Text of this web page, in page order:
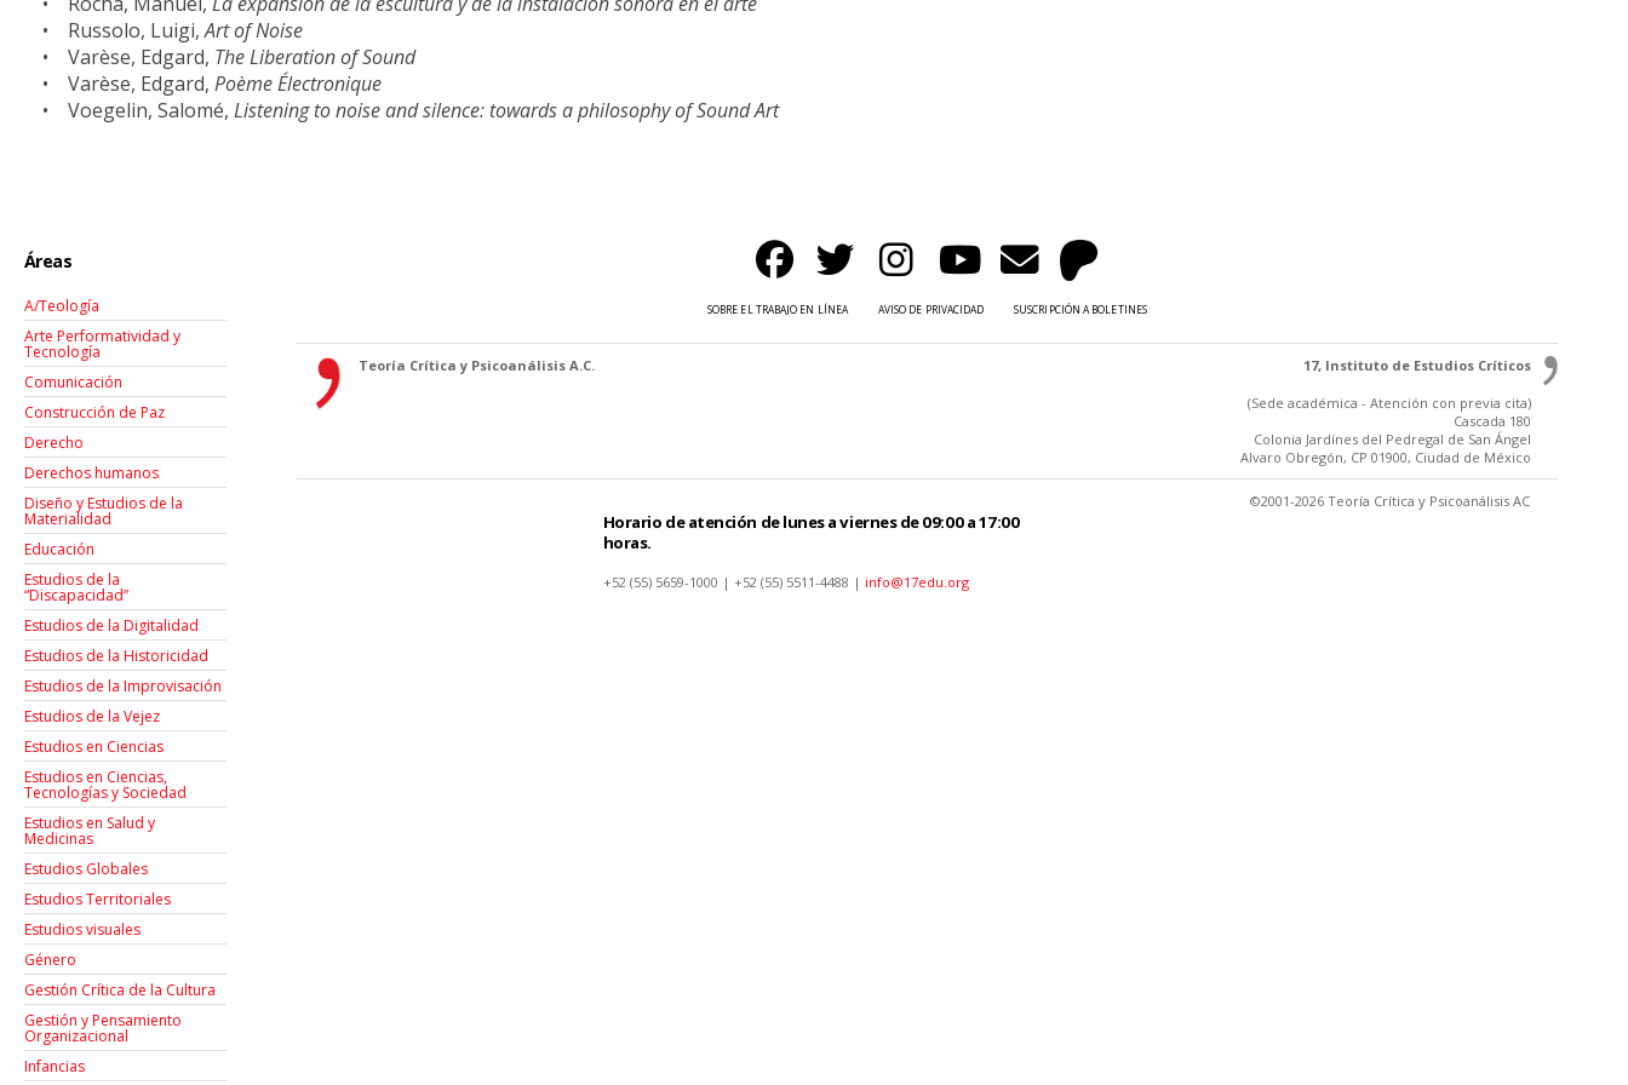
• Russolo, Luigi,Art of Noise
• Varèse, Edgard, The Liberation of Sound
• Varèse, Edgard, Poème Électronique
• Voegelin, Salomé, Listening to noise and silence: towards a philosophy of Sound Art
Áreas
A/Teología
Arte Performatividad y
Tecnología
Comunicación
Construcción de Paz
Derecho
Derechos humanos
Diseño y Estudios de la
Materialidad
Educación
Estudios de la
“Discapacidad”
Estudios de la Digitalidad
Estudios de la Historicidad
Estudios de la Improvisación
Estudios de la Vejez
Estudios en Ciencias
Estudios en Ciencias,
Tecnologías y Sociedad
Estudios en Salud y
Medicinas
Estudios Globales
Estudios Territoriales
Estudios visuales
Género
Gestión Crítica de la Cultura
Gestión y Pensamiento
Organizacional
Infancias
SOBRE EL TRABAJO EN LÍNEA AVISO DE PRIVACIDAD SUSCRIPCIÓN A BOLETINES
Teoría Crítica y Psicoanálisis A.C. 17, Instituto de Estudios Críticos
(Sede académica - Atención con previa cita)
Cascada 180
Colonia Jardínes del Pedregal de San Ángel
Alvaro Obregón, CP 01900, Ciudad de México
Horario de atención de lunes a viernes de 09:00 a 17:00
horas.
+52 (55) 5659-1000 | +52 (55) 5511-4488 | info@17edu.org
©2001-2026 Teoría Crítica y Psicoanálisis AC